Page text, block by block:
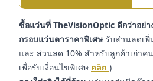
ซื้อแว่นที่ TheVisionOptic ดีกว่าอย่า
กรอบแว่นตาราคาพิเศษ รับส่วนลดเพิ่
และ ส่วนลด 10% สำหรับลูกค้าเก่าค
เพื่อรับเงื่อนไขพิเศษ คลิก )